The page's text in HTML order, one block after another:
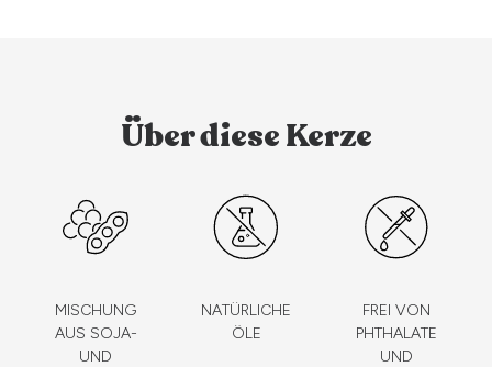
Über diese Kerze
MISCHUNG
AUS SOJA-
UND
NATÜRLICHE
ÖLE
FREI VON
PHTHALATE
UND